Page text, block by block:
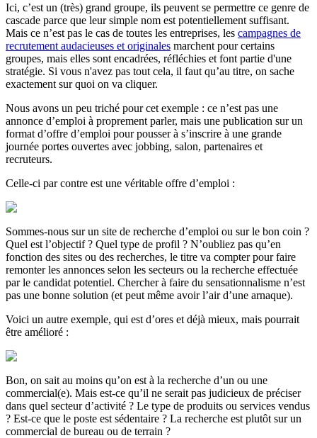
Ici, c’est un (très) grand groupe, ils peuvent se permettre ce genre de
cascade parce que leur simple nom est potentiellement suffisant.
Mais ce n’est pas le cas de toutes les entreprises, les campagnes de
recrutement audacieuses et originales marchent pour certains
groupes, mais elles sont encadrées, réfléchies et font partie d'une
stratégie. Si vous n'avez pas tout cela, il faut qu’au titre, on sache
exactement sur quoi on va cliquer.
Nous avons un peu triché pour cet exemple : ce n’est pas une
annonce d’emploi à proprement parler, mais une publication sur un
format d’offre d’emploi pour pousser à s’inscrire à une grande
journée portes ouvertes avec jobbing, salon, partenaires et
recruteurs.
Celle-ci par contre est une véritable offre d’emploi :
Sommes-nous sur un site de recherche d’emploi ou sur le bon coin ?
Quel est l’objectif ? Quel type de profil ? N’oubliez pas qu’en
fonction des sites ou des recherches, le titre va compter pour faire
remonter les annonces selon les secteurs ou la recherche effectuée
par le candidat potentiel. Chercher à faire du sensationnalisme n’est
pas une bonne solution (et peut même avoir l’air d’une arnaque).
Voici un autre exemple, qui est d’ores et déjà mieux, mais pourrait
être amélioré :
Bon, on sait au moins qu’on est à la recherche d’un ou une
commercial(e). Mais est-ce qu’il ne serait pas judicieux de préciser
dans quel secteur d’activité ? Le type de produits ou services vendus
? Est-ce que le poste est sédentaire ? La recherche est plutôt sur un
commercial de bureau ou de terrain ?